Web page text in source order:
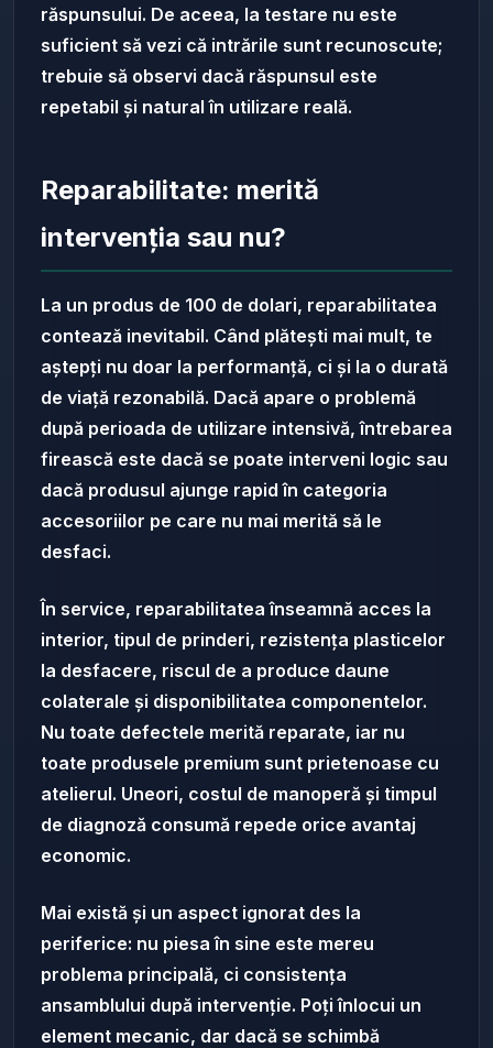
răspunsului. De aceea, la testare nu este
suficient să vezi că intrările sunt recunoscute;
trebuie să observi dacă răspunsul este
repetabil și natural în utilizare reală.
Reparabilitate: merită
intervenția sau nu?
La un produs de 100 de dolari, reparabilitatea
contează inevitabil. Când plătești mai mult, te
aștepți nu doar la performanță, ci și la o durată
de viață rezonabilă. Dacă apare o problemă
după perioada de utilizare intensivă, întrebarea
firească este dacă se poate interveni logic sau
dacă produsul ajunge rapid în categoria
accesoriilor pe care nu mai merită să le
desfaci.
În service, reparabilitatea înseamnă acces la
interior, tipul de prinderi, rezistența plasticelor
la desfacere, riscul de a produce daune
colaterale și disponibilitatea componentelor.
Nu toate defectele merită reparate, iar nu
toate produsele premium sunt prietenoase cu
atelierul. Uneori, costul de manoperă și timpul
de diagnoză consumă repede orice avantaj
economic.
Mai există și un aspect ignorat des la
periferice: nu piesa în sine este mereu
problema principală, ci consistența
ansamblului după intervenție. Poți înlocui un
element mecanic, dar dacă se schimbă